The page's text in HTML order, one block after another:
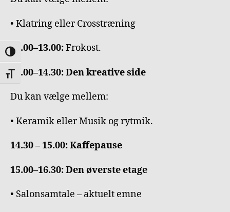
TOGGLE HIGH CONTRAST
TOGGLE FONT SIZE
• Klatring eller Crosstræning
12.00–13.00:Frokost.
13.00–14.30: Den kreative side
Du kan vælge mellem:
• Keramik eller Musik og rytmik.
14.30 – 15.00: Kaffepause
15.00–16.30: Den øverste etage
• Salonsamtale – aktuelt emne